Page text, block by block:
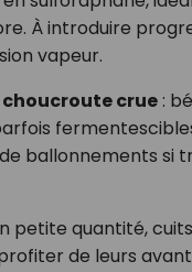
À introduire
vapeur.
crue:
ballonnements si
petite quantité,
de leurs